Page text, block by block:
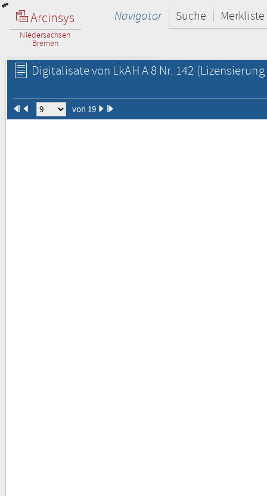
Arcinsys
Niedersachsen
Bremen
Navigator Suche Merkliste
Digitalisate von LkAH A 8 Nr. 142
von 19